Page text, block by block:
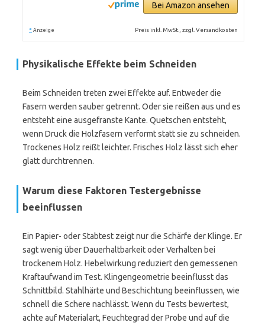
Bei Amazon ansehen
* Anzeige Preis inkl. MwSt., zzgl. Versandkosten
Physikalische Effekte beim Schneiden
Beim Schneiden treten zwei Effekte auf. Entweder die
Fasern werden sauber getrennt. Oder sie reißen aus und es
entsteht eine ausgefranste Kante. Quetschen entsteht,
wenn Druck die Holzfasern verformt statt sie zu schneiden.
Trockenes Holz reißt leichter. Frisches Holz lässt sich eher
glatt durchtrennen.
Warum diese Faktoren Testergebnisse
beeinflussen
Ein Papier- oder Stabtest zeigt nur die Schärfe der Klinge. Er
sagt wenig über Dauerhaltbarkeit oder Verhalten bei
trockenem Holz. Hebelwirkung reduziert den gemessenen
Kraftaufwand im Test. Klingengeometrie beeinflusst das
Schnittbild. Stahlhärte und Beschichtung beeinflussen, wie
schnell die Schere nachlässt. Wenn du Tests bewertest,
achte auf Materialart, Feuchtegrad der Probe und auf die